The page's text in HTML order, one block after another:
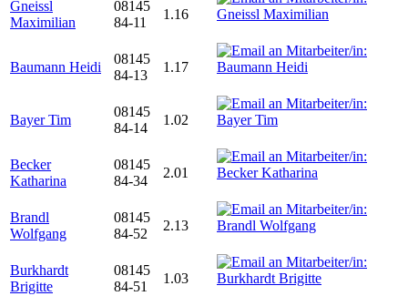
Gneissl
Maximilian
08145
84-11
1.16
Baumann Heidi
08145
84-13
1.17
Bayer Tim
08145
84-14
1.02
Becker
Katharina
08145
84-34
2.01
Brandl
Wolfgang
08145
84-52
2.13
Burkhardt
Brigitte
08145
84-51
1.03